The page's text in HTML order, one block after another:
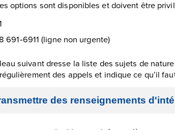
options sont disponibles et doivent être
691‑6911 (ligne non urgente)
suivant dresse la liste des sujets de
des appels et indique ce qu’il
des renseignements